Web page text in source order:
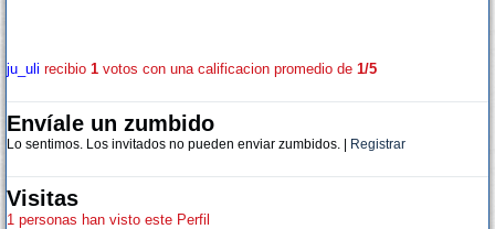
ju_uli recibio 1 votos con una calificacion promedio de 1/5
Envíale un zumbido
Lo sentimos. Los invitados no pueden enviar zumbidos. | Registrar
Visitas
1 personas han visto este Perfil